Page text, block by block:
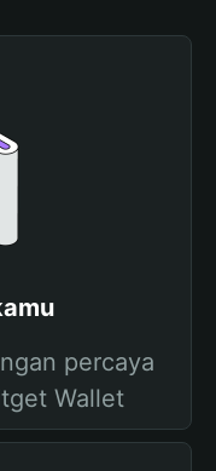
percaya
Wallet